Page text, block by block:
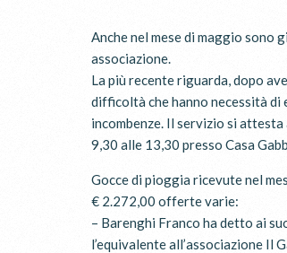
Anche nel mese di maggio sono
associazione.
La più recente riguarda, dopo
difficoltà che hanno necessità di
incombenze. Il servizio si
9,30 alle 13,30 presso Casa
Gocce di pioggia ricevute nel
€ 2.272,00 offerte varie:
– Barenghi Franco ha detto ai
l’equivalente all’associazione Il